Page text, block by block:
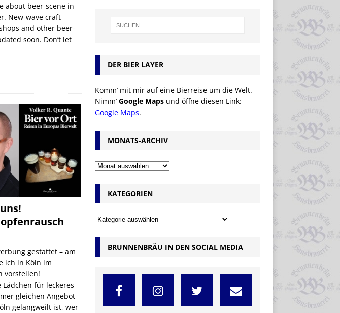
about beer-scene in
New-wave craft
and other beer-
soon. Don’t let
gestattet – am
ich in Köln im
vorstellen!
für leckeres
gleichen Angebot
gelangweilt ist, wer
DER BIER LAYER
Komm’ mit mir auf eine Bierreise um die Welt.
Nimm’ Google Maps und öffne diesen Link:
Google Maps.
MONATS-ARCHIV
KATEGORIEN
BRUNNENBRÄU IN DEN SOCIAL MEDIA